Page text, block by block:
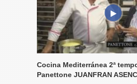
Cocina Mediterránea 2ª
Panettone JUANFRAN